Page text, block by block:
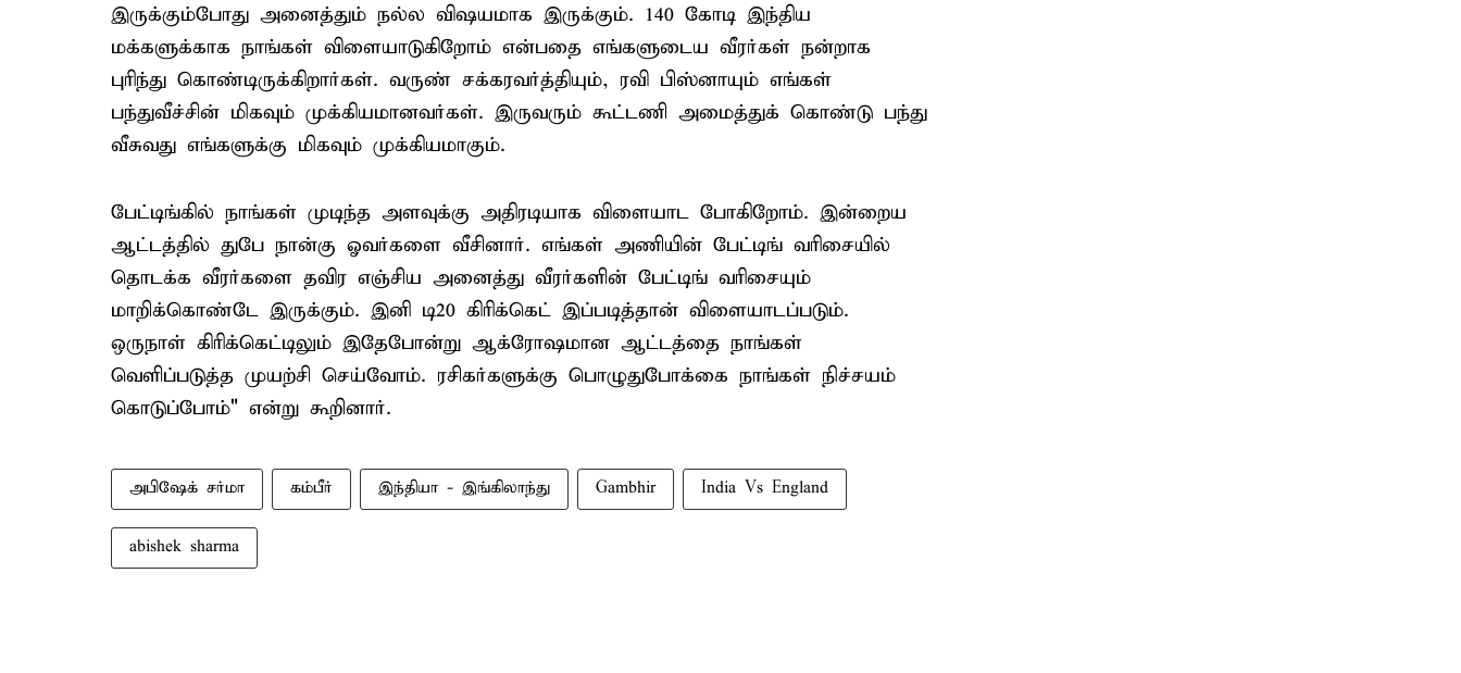
இருக்கும்போது அனைத்தும் நல்ல விஷயமாக இருக்கும். 140 கோடி இந்திய
மக்களுக்காக நாங்கள் விளையாடுகிறோம் என்பதை எங்களுடைய வீரர்கள் நன்றாக
புரிந்து கொண்டிருக்கிறார்கள். வருண் சக்கரவர்த்தியும், ரவி பிஸ்னாயும் எங்கள்
பந்துவீச்சின் மிகவும் முக்கியமானவர்கள். இருவரும் கூட்டணி அமைத்துக் கொண்டு பந்து
வீசுவது எங்களுக்கு மிகவும் முக்கியமாகும்.
பேட்டிங்கில் நாங்கள் முடிந்த அளவுக்கு அதிரடியாக விளையாட போகிறோம். இன்றைய
ஆட்டத்தில் துபே நான்கு ஓவர்களை வீசினார். எங்கள் அணியின் பேட்டிங் வரிசையில்
தொடக்க வீரர்களை தவிர எஞ்சிய அனைத்து வீரர்களின் பேட்டிங் வரிசையும்
மாறிக்கொண்டே இருக்கும். இனி டி20 கிரிக்கெட் இப்படித்தான் விளையாடப்படும்.
ஒருநாள் கிரிக்கெட்டிலும் இதேபோன்று ஆக்ரோஷமான ஆட்டத்தை நாங்கள்
வெளிப்படுத்த முயற்சி செய்வோம். ரசிகர்களுக்கு பொழுதுபோக்கை நாங்கள் நிச்சயம்
கொடுப்போம்" என்று கூறினார்.
அபிஷேக் சர்மா கம்பீர் இந்தியா - இங்கிலாந்து Gambhir India Vs England
abishek sharma